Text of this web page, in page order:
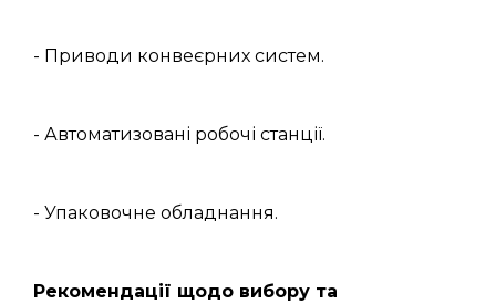
- Приводи конвеєрних систем.
- Автоматизовані робочі станції.
- Упаковочне обладнання.
Рекомендації щодо вибору та